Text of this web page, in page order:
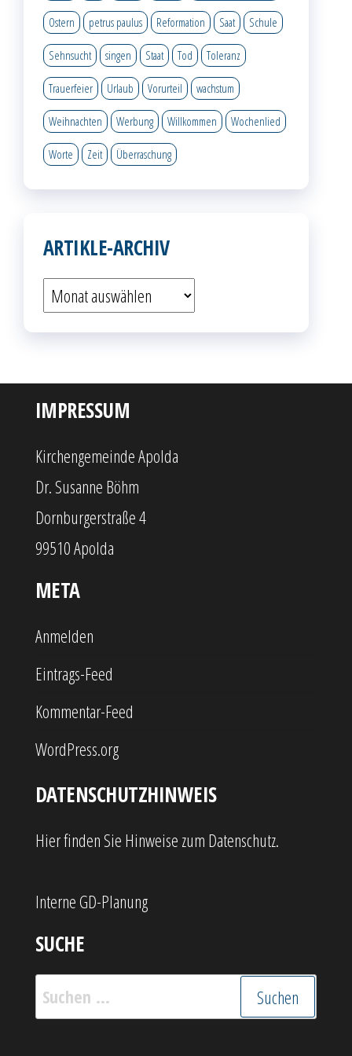
Ostern petrus paulus Reformation Saat Schule
Sehnsucht singen Staat Tod Toleranz
Trauerfeier Urlaub Vorurteil wachstum
Weihnachten Werbung Willkommen Wochenlied
Worte Zeit Überraschung
ARTIKLE-ARCHIV
Artikle-
IMPRESSUM
Kirchengemeinde Apolda
Dr. Susanne Böhm
Dornburgerstraße 4
99510 Apolda
META
Anmelden
Eintrags-Feed
Kommentar-Feed
WordPress.org
DATENSCHUTZHINWEIS
Hier finden Sie Hinweise zum Datenschutz.
Interne GD-Planung
SUCHE
Suchen
nach: